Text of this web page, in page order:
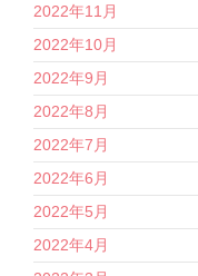
2022年11月
2022年10月
2022年9月
2022年8月
2022年7月
2022年6月
2022年5月
2022年4月